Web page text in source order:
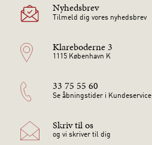
Nyhedsbrev
Tilmeld dig vores nyhedsbrev
Klareboderne 3
1115 København K
33 75 55 60
Se åbningstider i Kundeservice
Skriv til os
og vi skriver til dig